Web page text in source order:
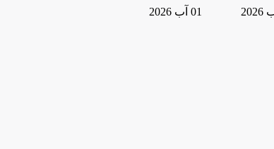
01 آب 2026